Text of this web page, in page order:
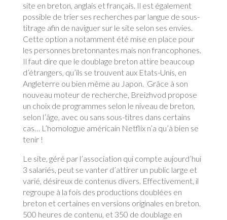
site en breton, anglais et français. Il est également
possible de trier ses recherches par langue de sous-
titrage afin de naviguer sur le site selon ses envies.
Cette option a notamment été mise en place pour
les personnes bretonnantes mais non francophones.
Il faut dire que le doublage breton attire beaucoup
d’étrangers, qu’ils se trouvent aux Etats-Unis, en
Angleterre ou bien même au Japon. Grâce à son
nouveau moteur de recherche, Breizhvod propose
un choix de programmes selon le niveau de breton,
selon l’âge, avec ou sans sous-titres dans certains
cas… L’homologue américain Netflix n’a qu’à bien se
tenir !
Le site, géré par l’association qui compte aujourd’hui
3 salariés, peut se vanter d’attirer un public large et
varié, désireux de contenus divers. Effectivement, il
regroupe à la fois des productions doublées en
breton et certaines en versions originales en breton.
500 heures de contenu, et 350 de doublage en